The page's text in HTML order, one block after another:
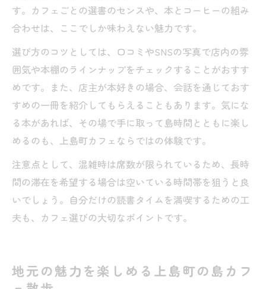
す。カフェごとの選書のセンスや、本とコーヒーの組み
合わせは、ここでしか味わえない魅力です。
選び方のコツとしては、口コミやSNSの写真で店内の雰
囲気や本棚のラインナップをチェックすることがおすす
めです。また、店主が本好きの場合、会話を通じておす
すめの一冊を紹介してもらえることもあります。気にな
る本があれば、その場で手に取って島時間とともに楽し
めるのも、上島町カフェならではの体験です。
注意点として、混雑時は席数が限られているため、長時
間の滞在を希望する場合は空いている時間帯を狙うと良
いでしょう。自分だけの読書タイムを満喫するための工
夫も、カフェ選びの大切なポイントです。
地元の魅力を楽しめる上島町の島カフ